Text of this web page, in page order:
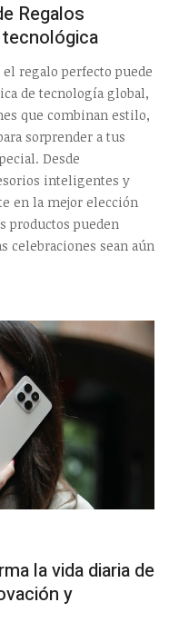
Regalos
regalo perfecto puede
de tecnología global,
que combinan estilo,
sorprender a tus
Desde
inteligentes y
en la mejor elección
productos pueden
celebraciones sean aún
la vida diaria de
y